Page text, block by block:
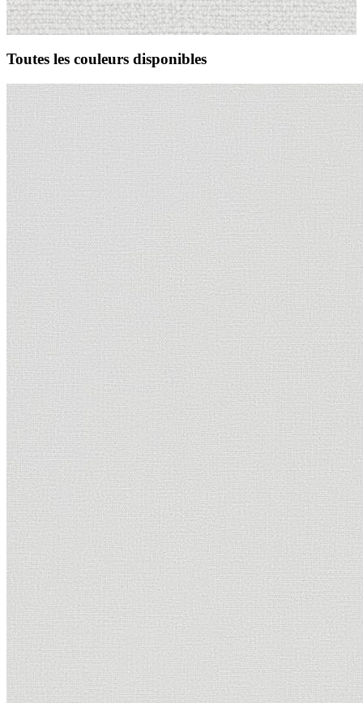
Toutes les couleurs disponibles